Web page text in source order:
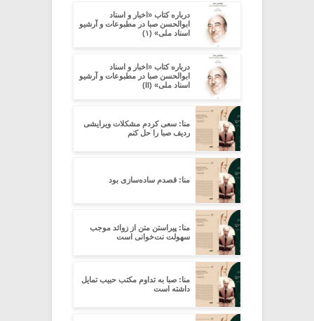
درباره کتاب «اخبار و اسناد
ابوالحسن صبا در مطبوعات و آرشیو
اسناد ملی» (۱)
درباره کتاب «اخبار و اسناد
ابوالحسن صبا در مطبوعات و آرشیو
اسناد ملی» (II)
منا: سعی کردم مشکلات ویرایشی
ردیف صبا را حل کنم
منا: قصدم ساده‌سازی بود
منا: پیراستن متن از زوائد موجب
سهولت نت‌خوانی است
منا: صبا به تداوم مکتب حبیب تمایل
داشته است